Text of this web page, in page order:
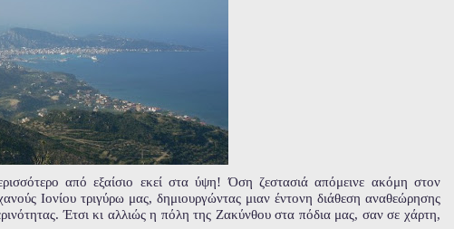
από εξαίσιο εκεί στα ύψη! Όση ζεστασιά απόμεινε ακόμη στον
Ιονίου τριγύρω μας, δημιουργώντας μιαν έντονη διάθεση αναθεώρησης
Έτσι κι αλλιώς η πόλη της Ζακύνθου στα πόδια μας, σαν σε χάρτη,